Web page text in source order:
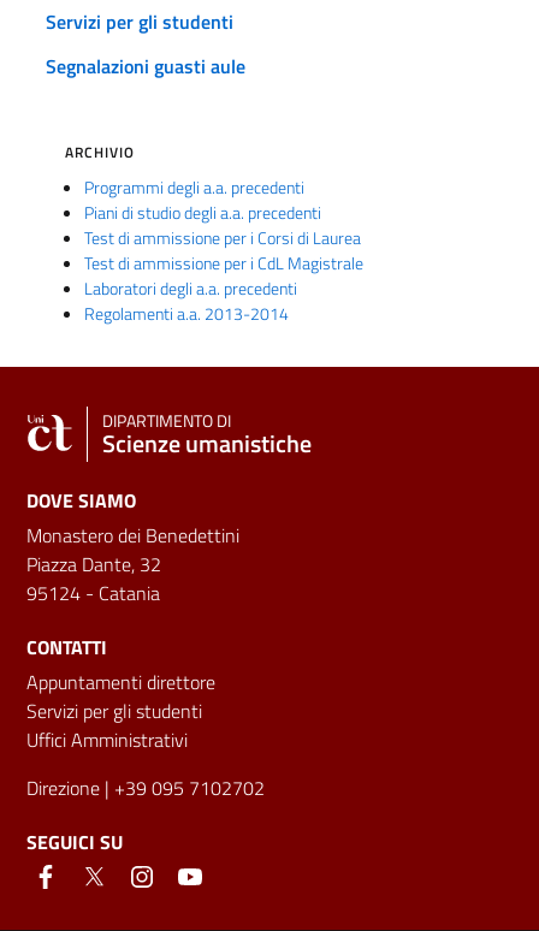
Servizi per gli studenti
Segnalazioni guasti aule
ARCHIVIO
Programmi degli a.a. precedenti
Piani di studio degli a.a. precedenti
Test di ammissione per i Corsi di Laurea
Test di ammissione per i CdL Magistrale
Laboratori degli a.a. precedenti
Regolamenti a.a. 2013-2014
DIPARTIMENTO DI
Scienze umanistiche
DOVE SIAMO
Monastero dei Benedettini
Piazza Dante, 32
95124 - Catania
CONTATTI
Appuntamenti direttore
Servizi per gli studenti
Uffici Amministrativi
Direzione | +39 095 7102702
SEGUICI SU